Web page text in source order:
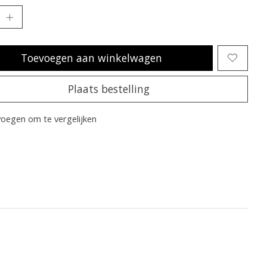
Toevoegen aan winkelwagen
Plaats bestelling
om te vergelijken